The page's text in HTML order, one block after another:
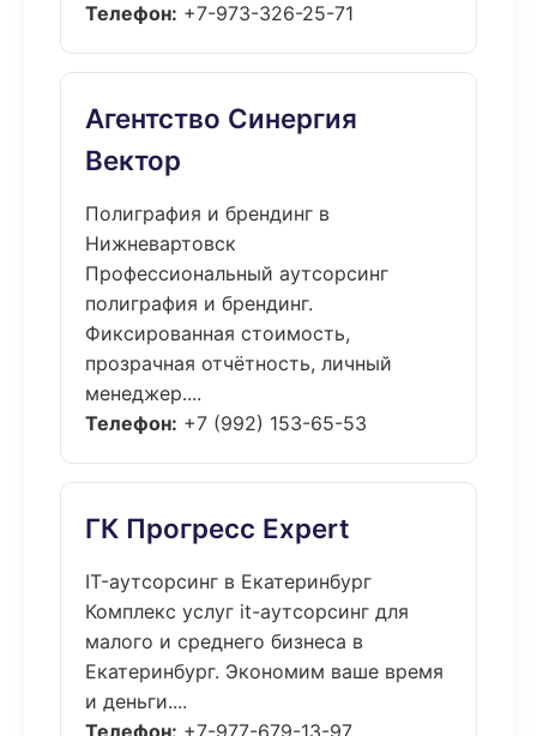
Телефон: +7-973-326-25-71
Агентство Синергия
Вектор
Полиграфия и брендинг в
Нижневартовск
Профессиональный аутсорсинг
полиграфия и брендинг.
Фиксированная стоимость,
прозрачная отчётность, личный
менеджер....
Телефон: +7 (992) 153-65-53
ГК Прогресс Expert
IT-аутсорсинг в Екатеринбург
Комплекс услуг it-аутсорсинг для
малого и среднего бизнеса в
Екатеринбург. Экономим ваше время
и деньги....
Телефон: +7-977-679-13-97